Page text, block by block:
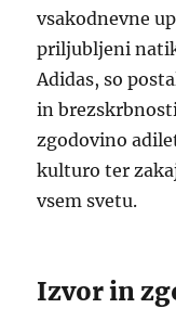
vsakodnevne
priljubljeni
Adidas, so
in
zgodovino
kulturo ter
vsem svetu.
Izvor in